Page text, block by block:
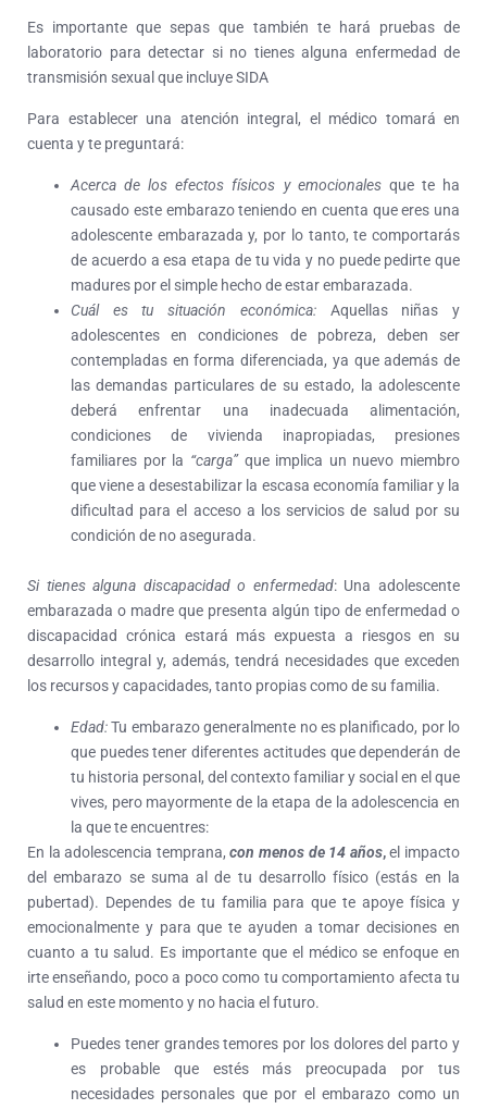
Es importante que sepas que también te hará pruebas de
laboratorio para detectar si no tienes alguna enfermedad de
transmisión sexual que incluye SIDA
Para establecer una atención integral, el médico tomará en
cuenta y te preguntará:
Acerca de los efectos físicos y emocionalesque te ha
causado este embarazo teniendo en cuenta que eres una
adolescente embarazada y, por lo tanto, te comportarás
de acuerdo a esa etapa de tu vida y no puede pedirte que
madures por el simple hecho de estar embarazada.
Cuál es tu situación económica: Aquellas niñas y
adolescentes en condiciones de pobreza, deben ser
contempladas en forma diferenciada, ya que además de
las demandas particulares de su estado, la adolescente
deberá enfrentar una inadecuada alimentación,
condiciones de vivienda inapropiadas, presiones
familiares por la “carga”que implica un nuevo miembro
que viene a desestabilizar la escasa economía familiar y la
dificultad para el acceso a los servicios de salud por su
condición de no asegurada.
Si tienes alguna discapacidad o enfermedad: Una adolescente
embarazada o madre que presenta algún tipo de enfermedad o
discapacidad crónica estará más expuesta a riesgos en su
desarrollo integral y, además, tendrá necesidades que exceden
los recursos y capacidades, tanto propias como de su familia.
Edad:Tu embarazo generalmente no es planificado, por lo
que puedes tener diferentes actitudes que dependerán de
tu historia personal, del contexto familiar y social en el que
vives, pero mayormente de la etapa de la adolescencia en
la que te encuentres:
En la adolescencia temprana,con menos de 14 años,el impacto
del embarazo se suma al de tu desarrollo físico (estás en la
pubertad). Dependes de tu familia para que te apoye física y
emocionalmente y para que te ayuden a tomar decisiones en
cuanto a tu salud. Es importante que el médico se enfoque en
irte enseñando, poco a poco como tu comportamiento afecta tu
salud en este momento y no hacia el futuro.
Puedes tener grandes temores por los dolores del parto y
es probable que estés más preocupada por tus
necesidades personales que por el embarazo como un